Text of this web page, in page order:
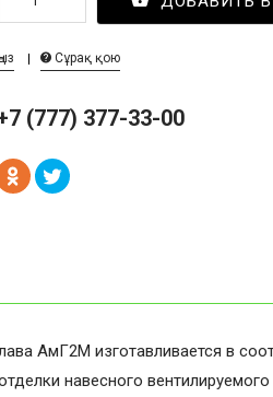
Сұрақ қою
(777) 377-33-00
АмГ2М изготавливается в
навесного